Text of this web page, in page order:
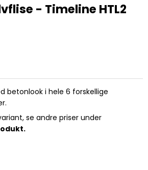
- Timeline HTL2
betonlook i hele 6 forskellige
se andre priser under